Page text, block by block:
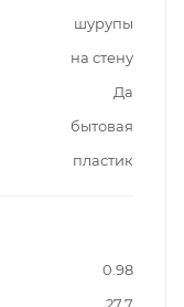
шурупы
на стену
Да
бытовая
пластик
0.98